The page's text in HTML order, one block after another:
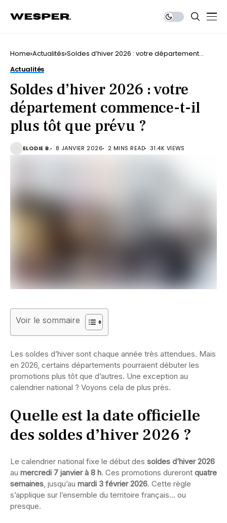
Home Actualités Soldes d’hiver 2026 : votre département
Actualités
Soldes d’hiver 2026 : votre
département commence-t-il
plus tôt que prévu ?
ELODIE B. 8 JANVIER 2026 2 MINS READ 31.4K VIEWS
Voir le sommaire
Les soldes d’hiver sont chaque année très attendues. Mais
en 2026, certains départements pourraient débuter les
promotions plus tôt que d’autres. Une exception au
calendrier national ? Voyons cela de plus près.
Quelle est la date officielle
des soldes d’hiver 2026 ?
Le calendrier national fixe le début des soldes d’hiver 2026
au mercredi 7 janvier à 8 h. Ces promotions dureront quatre
semaines, jusqu’au mardi 3 février 2026. Cette règle
s’applique sur l’ensemble du territoire français… ou
presque.